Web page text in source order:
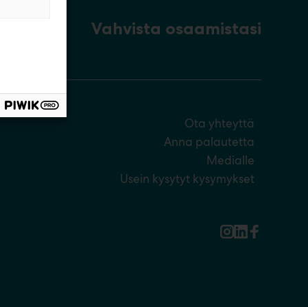
Vahvista osaamistasi
Ota yhteyttä
Anna palautetta
Medialle
Usein kysytyt kysymykset